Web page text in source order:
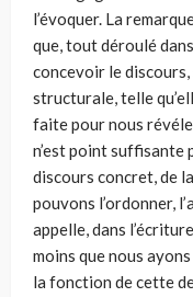
l’évoquer. La
que, tout déroulé
concevoir le discours,
structurale, telle
faite pour nous
n’est point suffisante
discours concret, de
pouvons l’ordonner,
appelle, dans
moins que nous
la fonction de cette